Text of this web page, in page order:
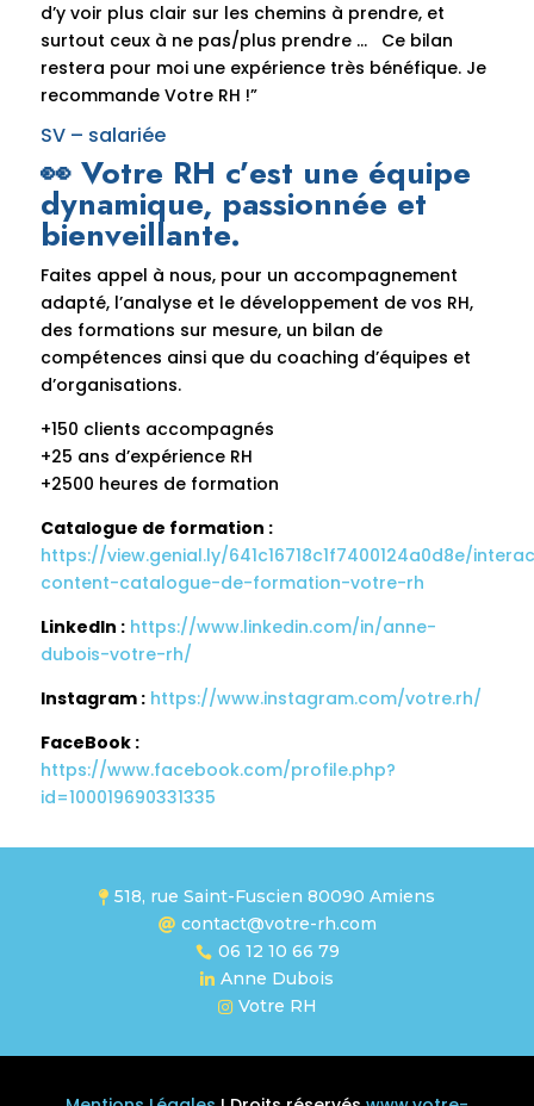
d’y voir plus clair sur les chemins à prendre, et
surtout ceux à ne pas/plus prendre … Ce bilan
restera pour moi une expérience très bénéfique. Je
recommande Votre RH !”
SV – salariée
👀 Votre RH c’est une équipe
dynamique, passionnée et
bienveillante.
Faites appel à nous, pour un accompagnement
adapté, l’analyse et le développement de vos RH,
des formations sur mesure, un bilan de
compétences ainsi que du coaching d’équipes et
d’organisations.
+150 clients accompagnés
+25 ans d’expérience RH
+2500 heures de formation
Catalogue de formation :
https://view.genial.ly/641c16718c1f7400124a0d8e/
content-catalogue-de-formation-votre-rh
LinkedIn : https://www.linkedin.com/in/anne-
dubois-votre-rh/
Instagram : https://www.instagram.com/votre.rh/
FaceBook :
https://www.facebook.com/profile.php?
id=100019690331335
 518, rue Saint-Fuscien 80090 Amiens
 contact@votre-rh.com
 06 12 10 66 79
 Anne Dubois
 Votre RH